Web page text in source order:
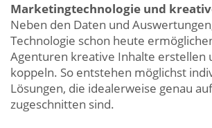
Marketingtechnologie und
Neben den Daten und
Technologie schon heute
Agenturen kreative Inhalte erstellen
koppeln. So entstehen möglichst
Lösungen, die idealerweise genau
zugeschnitten sind.